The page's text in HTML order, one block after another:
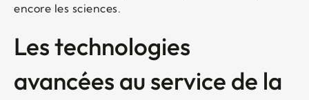
encore les sciences.
Les technologies
avancées au service de la